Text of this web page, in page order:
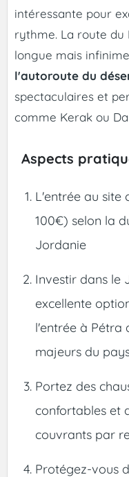
intéressante pour
rythme. La route du
longue mais
l'autoroute du
spectaculaires et
comme Kerak ou
Aspects
L'entrée au site
100€) selon la
Jordanie
Investir dans le
excellente
l'entrée à Pétra
majeurs du
Portez des
confortables et
couvrants par
Protégez-vous